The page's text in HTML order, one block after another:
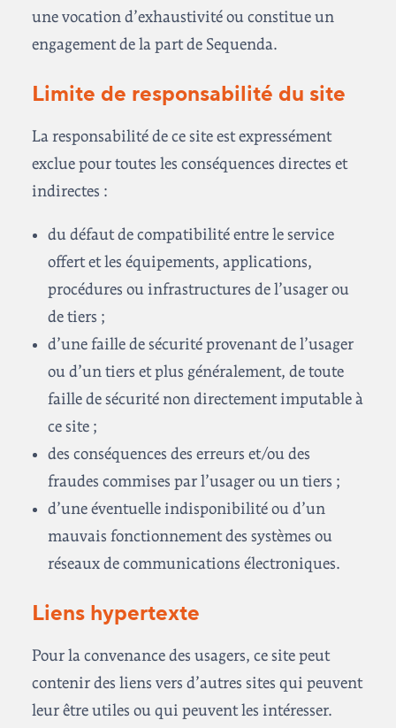
une vocation d’exhaustivité ou constitue un
engagement de la part de Sequenda.
Limite de responsabilité du site
La responsabilité de ce site est expressément
exclue pour toutes les conséquences directes et
indirectes :
du défaut de compatibilité entre le service
offert et les équipements, applications,
procédures ou infrastructures de l’usager ou
de tiers ;
d’une faille de sécurité provenant de l’usager
ou d’un tiers et plus généralement, de toute
faille de sécurité non directement imputable à
ce site ;
des conséquences des erreurs et/ou des
fraudes commises par l’usager ou un tiers ;
d’une éventuelle indisponibilité ou d’un
mauvais fonctionnement des systèmes ou
réseaux de communications électroniques.
Liens hypertexte
Pour la convenance des usagers, ce site peut
contenir des liens vers d’autres sites qui peuvent
leur être utiles ou qui peuvent les intéresser.